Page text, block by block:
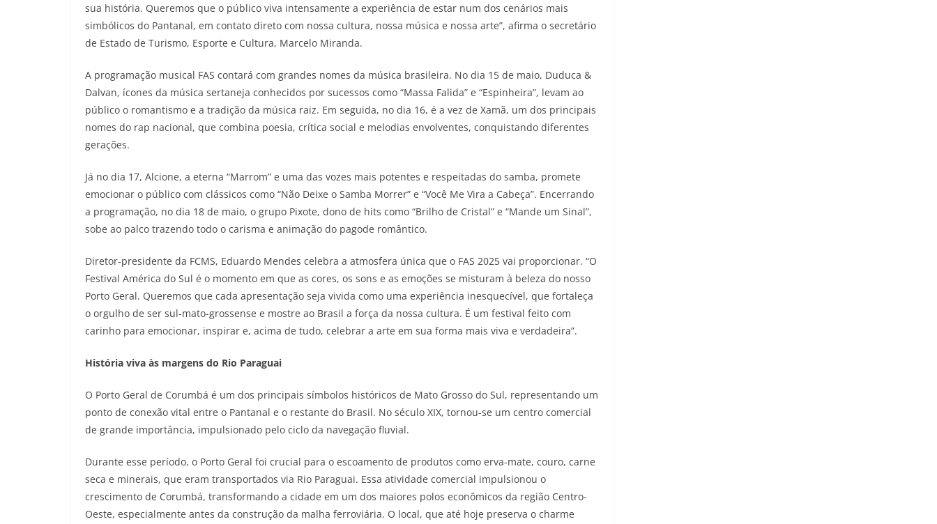
sua história. Queremos que o público viva intensamente a experiência de estar num dos cenários mais
simbólicos do Pantanal, em contato direto com nossa cultura, nossa música e nossa arte”, afirma o secretário
de Estado de Turismo, Esporte e Cultura, Marcelo Miranda.
A programação musical FAS contará com grandes nomes da música brasileira. No dia 15 de maio, Duduca &
Dalvan, ícones da música sertaneja conhecidos por sucessos como “Massa Falida” e “Espinheira”, levam ao
público o romantismo e a tradição da música raiz. Em seguida, no dia 16, é a vez de Xamã, um dos principais
nomes do rap nacional, que combina poesia, crítica social e melodias envolventes, conquistando diferentes
gerações.
Já no dia 17, Alcione, a eterna “Marrom” e uma das vozes mais potentes e respeitadas do samba, promete
emocionar o público com clássicos como “Não Deixe o Samba Morrer” e “Você Me Vira a Cabeça”. Encerrando
a programação, no dia 18 de maio, o grupo Pixote, dono de hits como “Brilho de Cristal” e “Mande um Sinal”,
sobe ao palco trazendo todo o carisma e animação do pagode romântico.
Diretor-presidente da FCMS, Eduardo Mendes celebra a atmosfera única que o FAS 2025 vai proporcionar. “O
Festival América do Sul é o momento em que as cores, os sons e as emoções se misturam à beleza do nosso
Porto Geral. Queremos que cada apresentação seja vivida como uma experiência inesquecível, que fortaleça
o orgulho de ser sul-mato-grossense e mostre ao Brasil a força da nossa cultura. É um festival feito com
carinho para emocionar, inspirar e, acima de tudo, celebrar a arte em sua forma mais viva e verdadeira”.
História viva às margens do Rio Paraguai
O Porto Geral de Corumbá é um dos principais símbolos históricos de Mato Grosso do Sul, representando um
ponto de conexão vital entre o Pantanal e o restante do Brasil. No século XIX, tornou-se um centro comercial
de grande importância, impulsionado pelo ciclo da navegação fluvial.
Durante esse período, o Porto Geral foi crucial para o escoamento de produtos como erva-mate, couro, carne
seca e minerais, que eram transportados via Rio Paraguai. Essa atividade comercial impulsionou o
crescimento de Corumbá, transformando a cidade em um dos maiores polos econômicos da região Centro-
Oeste, especialmente antes da construção da malha ferroviária. O local, que até hoje preserva o charme